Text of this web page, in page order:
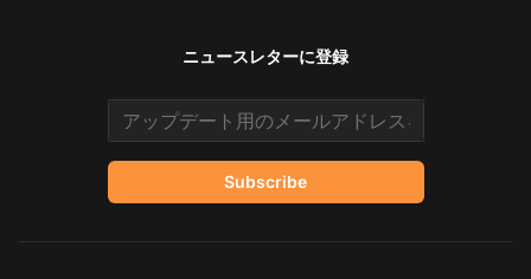
ニュースレターに登録
Email address
Subscribe